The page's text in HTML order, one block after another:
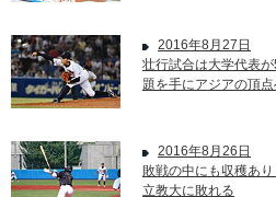
2016年8月27日
壮行試合は大学代表
題を手にアジアの頂点
2016年8月26日
敗戦の中にも収穫あ
立教大に敗れる